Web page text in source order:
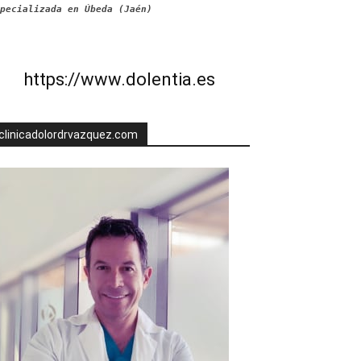
en Úbeda (Jaén)
https://www.dolentia.es